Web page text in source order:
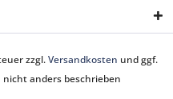
zzgl.Versandkosten und ggf.
anders beschrieben